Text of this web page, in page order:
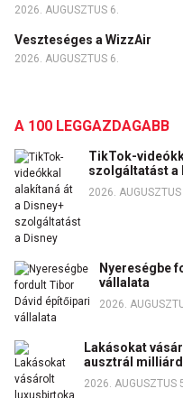
2026. AUGUSZTUS 6.
Veszteséges a WizzAir
2026. AUGUSZTUS 6.
A 100 LEGGAZDAGABB
TikTok-
szolgáltatást a
2026. AUGUSZTUS
Nyereségbe
vállalata
2026.
Lakásokat
ausztrál
2026. AUGUSZTUS